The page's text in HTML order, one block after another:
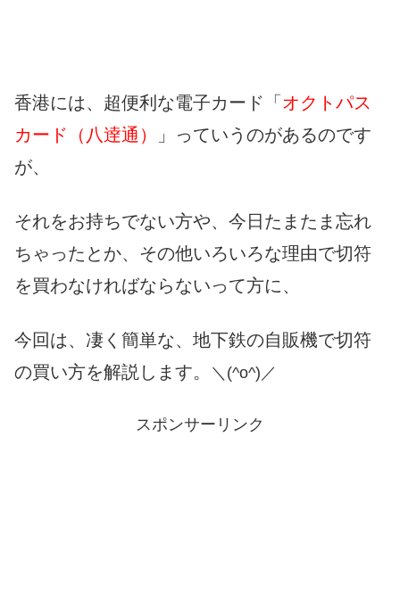
香港には、超便利な電子カード「 オクトパス
カード（八逹通）
」っていうのがあるのです
が、
それをお持ちでない方や、今日たまたま忘れ
ちゃったとか、その他いろいろな理由で切符
を買わなければならないって方に、
今回は、凄く簡単な、地下鉄の自販機で切符
の買い方を解説します。
＼(^o^)／
スポンサーリンク